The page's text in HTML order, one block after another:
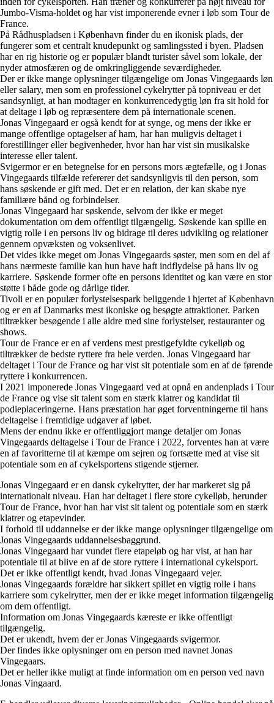
Jumbo-Visma-holdet og har vist imponerende evner i løb som Tour de
France.
På Rådhuspladsen i København finder du en ikonisk plads, der
fungerer som et centralt knudepunkt og samlingssted i byen. Pladsen
har en rig historie og er populær blandt turister såvel som lokale, der
nyder atmosfæren og de omkringliggende seværdigheder.
Der er ikke mange oplysninger tilgængelige om Jonas Vingegaards løn
eller salary, men som en professionel cykelrytter på topniveau er det
sandsynligt, at han modtager en konkurrencedygtig løn fra sit hold for
at deltage i løb og repræsentere dem på internationale scenen.
Jonas Vingegaard er også kendt for at synge, og mens der ikke er
mange offentlige optagelser af ham, har han muligvis deltaget i
forestillinger eller begivenheder, hvor han har vist sin musikalske
interesse eller talent.
Svigermor er en betegnelse for en persons mors ægtefælle, og i Jonas
Vingegaards tilfælde refererer det sandsynligvis til den person, som
hans søskende er gift med. Det er en relation, der kan skabe nye
familiære bånd og forbindelser.
Jonas Vingegaard har søskende, selvom der ikke er meget
dokumentation om dem offentligt tilgængelig. Søskende kan spille en
vigtig rolle i en persons liv og bidrage til deres udvikling og relationer
gennem opvæksten og voksenlivet.
Det vides ikke meget om Jonas Vingegaards søster, men som en del af
hans nærmeste familie kan hun have haft indflydelse på hans liv og
karriere. Søskende former ofte en persons identitet og kan være en stor
støtte i både gode og dårlige tider.
Tivoli er en populær forlystelsespark beliggende i hjertet af København
og er en af Danmarks mest ikoniske og besøgte attraktioner. Parken
tiltrækker besøgende i alle aldre med sine forlystelser, restauranter og
shows.
Tour de France er en af verdens mest prestigefyldte cykelløb og
tiltrækker de bedste ryttere fra hele verden. Jonas Vingegaard har
deltaget i Tour de France og har vist sit potentiale som en af de førende
ryttere i konkurrencen.
I 2021 imponerede Jonas Vingegaard ved at opnå en andenplads i Tour
de France og vise sit talent som en stærk klatrer og kandidat til
podieplaceringerne. Hans præstation har øget forventningerne til hans
deltagelse i fremtidige udgaver af løbet.
Mens der endnu ikke er offentliggjort mange detaljer om Jonas
Vingegaards deltagelse i Tour de France i 2022, forventes han at være
en af favoritterne til at kæmpe om sejren og fortsætte med at vise sit
potentiale som en af cykelsportens stigende stjerner.
Jonas Vingegaard er en dansk cykelrytter, der har markeret sig på
internationalt niveau. Han har deltaget i flere store cykelløb, herunder
Tour de France, hvor han har vist sit talent og potentiale som en stærk
klatrer og etapevinder.
I forhold til uddannelse er der ikke mange oplysninger tilgængelige om
Jonas Vingegaards uddannelsesbaggrund.
Jonas Vingegaard har vundet flere etapeløb og har vist, at han har
potentiale til at blive en af de store ryttere i international cykelsport.
Det er ikke offentligt kendt, hvad Jonas Vingegaard vejer.
Jonas Vingegaards forældre har sikkert spillet en vigtig rolle i hans
karriere som cykelrytter, men der er ikke meget information tilgængelig
om dem offentligt.
Information om Jonas Vingegaards kæreste er ikke offentligt
tilgængelig.
Det er ukendt, hvem der er Jonas Vingegaards svigermor.
Der findes ikke oplysninger om en person med navnet Jonas
Vingegaars.
Det er heller ikke muligt at finde information om en person ved navn
Jonas Vingaard.